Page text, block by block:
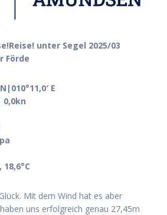
unter Segel 2025/03
Förde
E
0,0kn
Mit dem Wind hat es aber
uns erfolgreich genau 27,45m